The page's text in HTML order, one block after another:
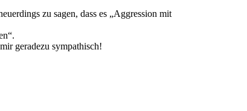
zu sagen, dass es „Aggression mit
geradezu sympathisch!